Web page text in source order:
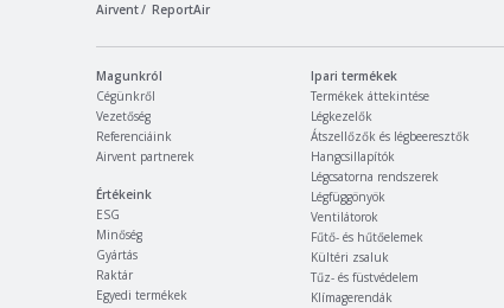
Airvent ReportAir
Magunkról
Cégünkről
Vezetőség
Referenciáink
Airvent partnerek
Értékeink
ESG
Minőség
Gyártás
Raktár
Egyedi termékek
Ipari termékek
Termékek áttekintése
Légkezelők
Átszellőzők és légbeeresztők
Hangcsillapítók
Légcsatorna rendszerek
Légfüggönyök
Ventilátorok
Fűtő- és hűtőelemek
Kültéri zsaluk
Tűz- és füstvédelem
Klímagerendák